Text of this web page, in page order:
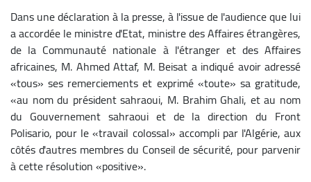
Dans une déclaration à la presse, à l'issue de l'audience que lui
a accordée le ministre d'Etat, ministre des Affaires étrangères,
de la Communauté nationale à l'étranger et des Affaires
africaines, M. Ahmed Attaf, M. Beisat a indiqué avoir adressé
«tous» ses remerciements et exprimé «toute» sa gratitude,
«au nom du président sahraoui, M. Brahim Ghali, et au nom
du Gouvernement sahraoui et de la direction du Front
Polisario, pour le «travail colossal» accompli par l'Algérie, aux
côtés d'autres membres du Conseil de sécurité, pour parvenir
à cette résolution «positive».